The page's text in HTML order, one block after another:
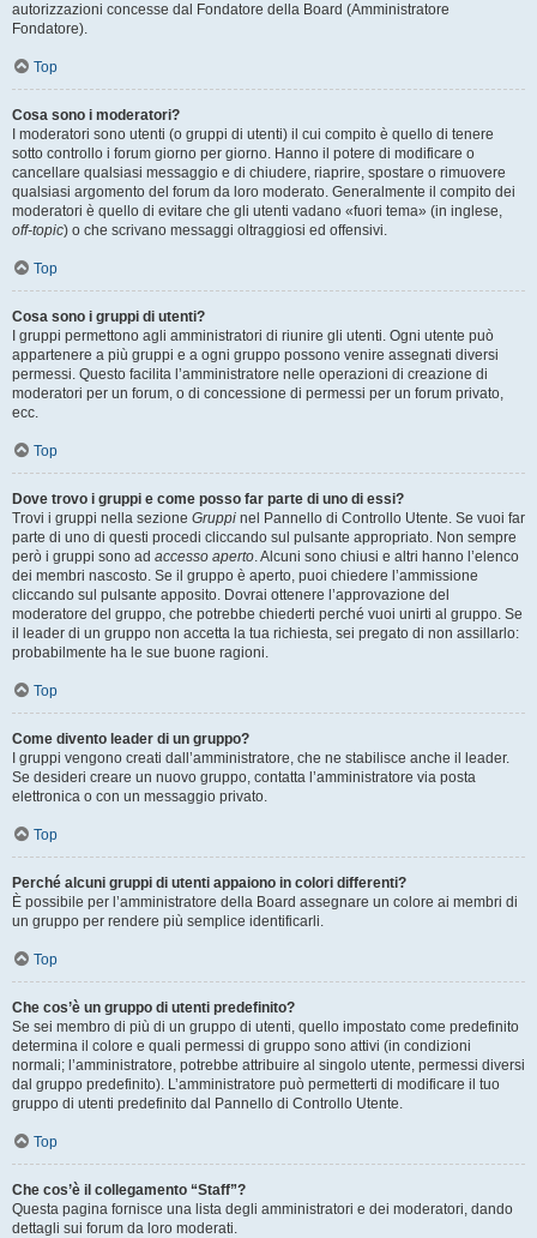
autorizzazioni concesse dal Fondatore della Board (Amministratore
Fondatore).
Top
Cosa sono i moderatori?
I moderatori sono utenti (o gruppi di utenti) il cui compito è quello di tenere
sotto controllo i forum giorno per giorno. Hanno il potere di modificare o
cancellare qualsiasi messaggio e di chiudere, riaprire, spostare o rimuovere
qualsiasi argomento del forum da loro moderato. Generalmente il compito dei
moderatori è quello di evitare che gli utenti vadano «fuori tema» (in inglese,
off-topic) o che scrivano messaggi oltraggiosi ed offensivi.
Top
Cosa sono i gruppi di utenti?
I gruppi permettono agli amministratori di riunire gli utenti. Ogni utente può
appartenere a più gruppi e a ogni gruppo possono venire assegnati diversi
permessi. Questo facilita l’amministratore nelle operazioni di creazione di
moderatori per un forum, o di concessione di permessi per un forum privato,
ecc.
Top
Dove trovo i gruppi e come posso far parte di uno di essi?
Trovi i gruppi nella sezione Gruppi nel Pannello di Controllo Utente. Se vuoi far
parte di uno di questi procedi cliccando sul pulsante appropriato. Non sempre
però i gruppi sono ad accesso aperto. Alcuni sono chiusi e altri hanno l’elenco
dei membri nascosto. Se il gruppo è aperto, puoi chiedere l’ammissione
cliccando sul pulsante apposito. Dovrai ottenere l’approvazione del
moderatore del gruppo, che potrebbe chiederti perché vuoi unirti al gruppo. Se
il leader di un gruppo non accetta la tua richiesta, sei pregato di non assillarlo:
probabilmente ha le sue buone ragioni.
Top
Come divento leader di un gruppo?
I gruppi vengono creati dall’amministratore, che ne stabilisce anche il leader.
Se desideri creare un nuovo gruppo, contatta l’amministratore via posta
elettronica o con un messaggio privato.
Top
Perché alcuni gruppi di utenti appaiono in colori differenti?
È possibile per l’amministratore della Board assegnare un colore ai membri di
un gruppo per rendere più semplice identificarli.
Top
Che cos’è un gruppo di utenti predefinito?
Se sei membro di più di un gruppo di utenti, quello impostato come predefinito
determina il colore e quali permessi di gruppo sono attivi (in condizioni
normali; l’amministratore, potrebbe attribuire al singolo utente, permessi diversi
dal gruppo predefinito). L’amministratore può permetterti di modificare il tuo
gruppo di utenti predefinito dal Pannello di Controllo Utente.
Top
Che cos’è il collegamento “Staff”?
Questa pagina fornisce una lista degli amministratori e dei moderatori, dando
dettagli sui forum da loro moderati.